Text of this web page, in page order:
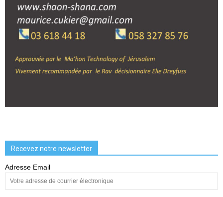
Recevez notre newsletter
Adresse Email